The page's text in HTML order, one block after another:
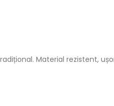
Material rezistent,